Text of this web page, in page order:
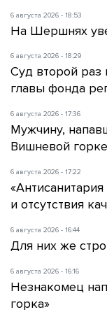
6 августа 2026 - 18:53
На Шершнях
6 августа 2026 - 18:29
Суд второй раз
главы фонда
6 августа 2026 - 17:36
Мужчину,
Вишневой
6 августа 2026 - 17:22
и отсутствия
6 августа 2026 - 16:44
Для них же
6 августа 2026 - 16:16
Незнакомец
горка»